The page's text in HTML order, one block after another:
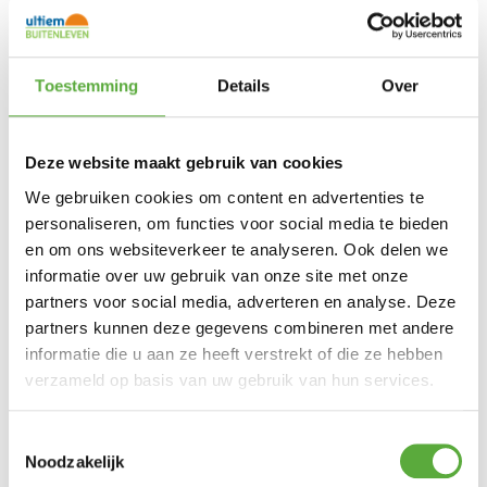
Toestemming Details Over
Deze website maakt gebruik van cookies
We gebruiken cookies om content en advertenties te
personaliseren, om functies voor social media te bieden
en om ons websiteverkeer te analyseren. Ook delen we
informatie over uw gebruik van onze site met onze
partners voor social media, adverteren en analyse. Deze
partners kunnen deze gegevens combineren met andere
informatie die u aan ze heeft verstrekt of die ze hebben
verzameld op basis van uw gebruik van hun services.
Noodzakelijk
Ultiem Buitenleven prijs:
€149,00
Gratis verzending vanaf €250,-*
Achteraf betalen mogelijk
Snelle verzending & levering aan huis
Kopersbescherming met Trusted Shops
Uitverkocht
De parasol heeft een groot gebruikersgemak
door het gemakkelijke opdraai mechanisme.
geschikt voor de meeste tuinen en terrassen.
Het doek is gemaakt van 100% polyester (220